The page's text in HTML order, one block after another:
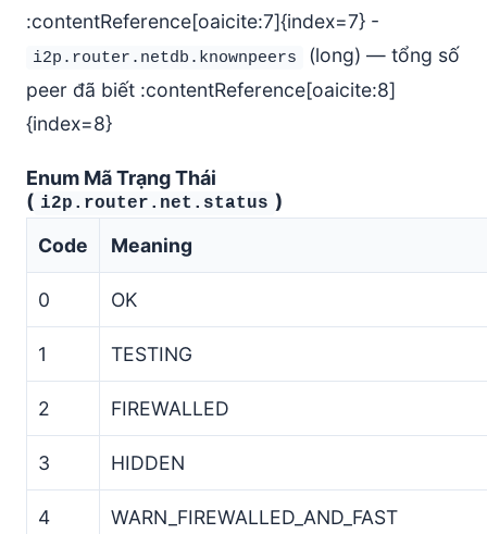
:contentReference[oaicite:7]{index=7} -
i2p.router.netdb.knownpeers
(long) — tổng số
peer đã biết :contentReference[oaicite:8]
{index=8}
Enum Mã Trạng Thái
( i2p.router.net.status )
Code
Meaning
0 OK
1 TESTING
2 FIREWALLED
3 HIDDEN
4 WARN_FIREWALLED_AND_FAST